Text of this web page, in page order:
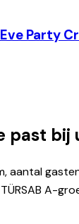
Party
past bij
aantal
A-